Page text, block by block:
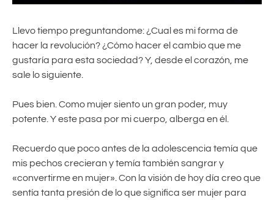
Llevo tiempo preguntandome: ¿Cual es mi forma de
hacer la revolución? ¿Cómo hacer el cambio que me
gustaría para esta sociedad? Y, desde el corazón, me
sale lo siguiente.
Pues bien. Como mujer siento un gran poder, muy
potente. Y este pasa por mi cuerpo, alberga en él.
Recuerdo que poco antes de la adolescencia temía que
mis pechos crecieran y temía también sangrar y
«convertirme en mujer». Con la visión de hoy día creo que
sentía tanta presión de lo que significa ser mujer para